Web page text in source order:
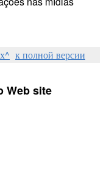
к полной версии
Web site